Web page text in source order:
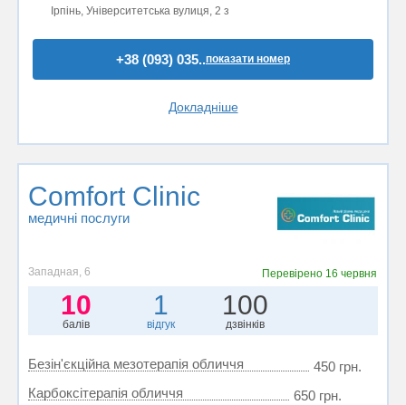
Ірпінь, Університетська вулиця, 2 з
+38 (093) 035..показати номер
Докладніше
Comfort Clinic
медичні послуги
Западная, 6 Перевірено 16 червня
10
балів
1
відгук
100
дзвінків
Безін'єкційна мезотерапія обличчя
450 грн.
Карбоксітерапія обличчя
650 грн.